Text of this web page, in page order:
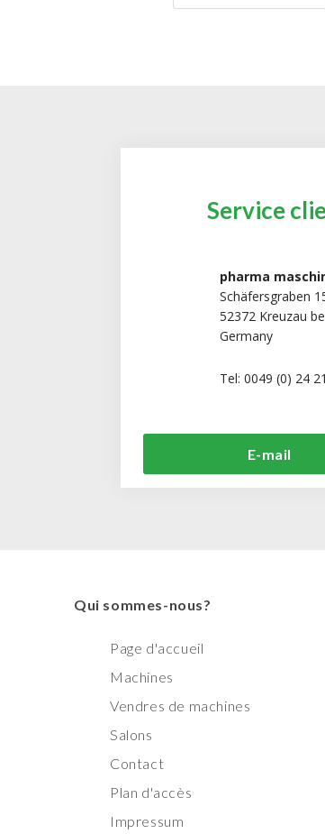
Service
pharma
Schäfersgraben
52372 Kreuzau
Germany
Tel: 0049 (0) 24
E-mail
Qui sommes-nous?
Page d'accueil
Machines
Vendres de machines
Salons
Contact
Plan d'accès
Impressum